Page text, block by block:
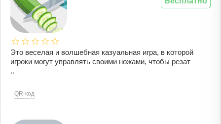
Это веселая и волшебная казуальная игра, в которой
игроки могут управлять своими ножами, чтобы резат
..
QR-код